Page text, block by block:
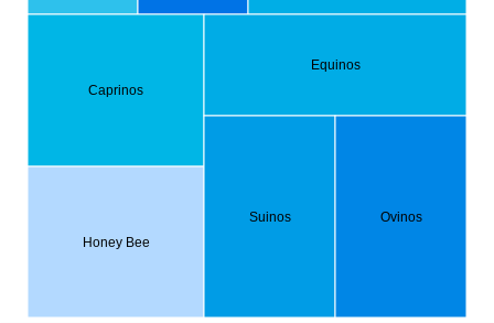
Caprinos
Honey Bee
Equinos
Suinos Ovinos